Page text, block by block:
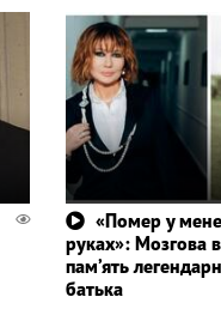
«Помер у
руках»: Мозгова
пам’ять
батька